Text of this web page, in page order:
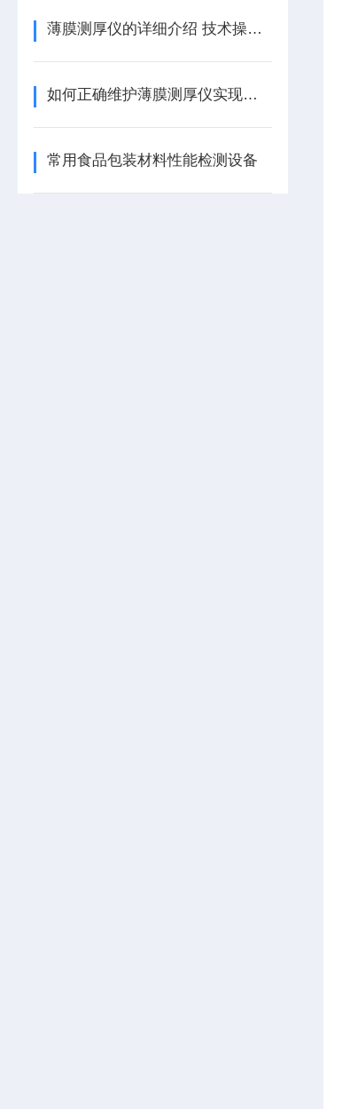
薄膜测厚仪的详细介绍 技术操作说明
如何正确维护薄膜测厚仪实现现精准测试？
常用食品包装材料性能检测设备